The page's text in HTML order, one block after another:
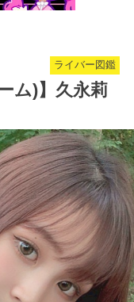
ライバー図鑑
ム)】久永莉